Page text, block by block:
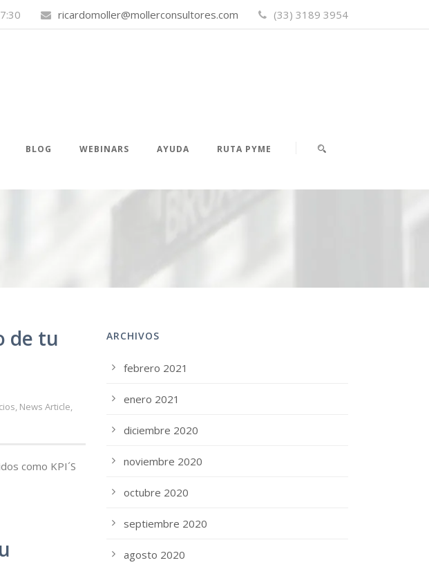
ricardomoller@mollerconsultores.com (33) 3189 3954
BLOG WEBINARS AYUDA RUTA PYME
de tu
, News Article,
como KPI´S
ARCHIVOS
febrero 2021
enero 2021
diciembre 2020
noviembre 2020
octubre 2020
septiembre 2020
agosto 2020